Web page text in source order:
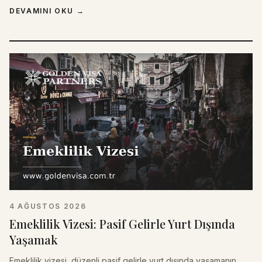
DEVAMINI OKU →
4 AĞUSTOS 2026
Emeklilik Vizesi: Pasif Gelirle Yurt Dışında
Yaşamak